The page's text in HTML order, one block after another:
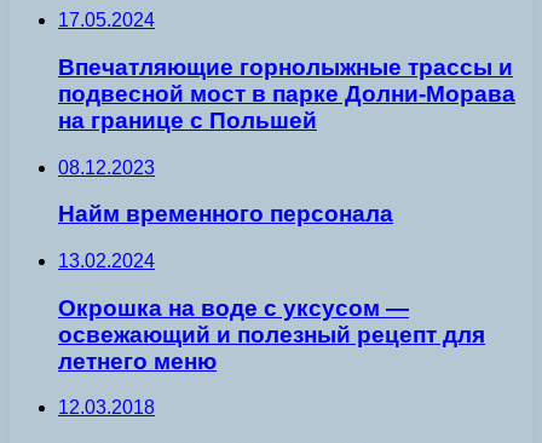
17.05.2024
Впечатляющие горнолыжные трассы и
подвесной мост в парке Долни-Морава
на границе с Польшей
08.12.2023
Найм временного персонала
13.02.2024
Окрошка на воде с уксусом —
освежающий и полезный рецепт для
летнего меню
12.03.2018